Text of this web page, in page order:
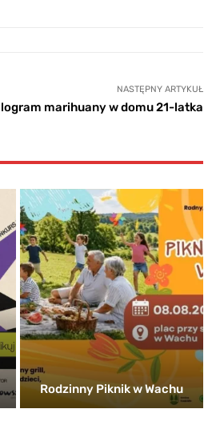
NASTĘPNY ARTYKUŁ
marihuany w domu 21-latka
Rodzinny Piknik w Wachu